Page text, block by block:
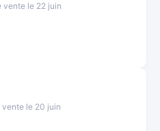
vente le 22 juin
vente le 20 juin